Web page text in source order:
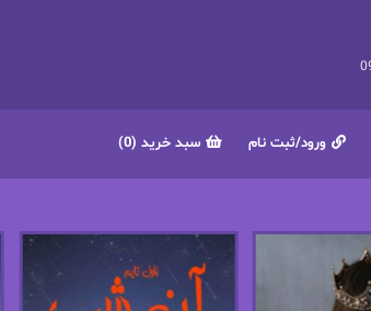
ورود/ثبت نام سبد خرید (0)